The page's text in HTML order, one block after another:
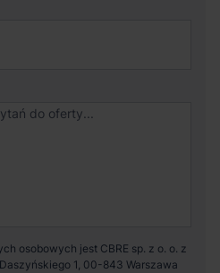
osobowych jest CBRE sp. z o. o. z
1, 00-843 Warszawa